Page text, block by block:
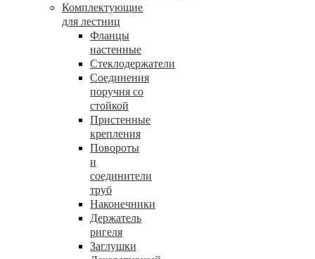
Комплектующие
для лестниц
Фланцы
настенные
Стеклодержатели
Соединения
поручня со
стойкой
Пристенные
крепления
Повороты
и
соединители
труб
Наконечники
Держатель
ригеля
Заглушки